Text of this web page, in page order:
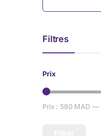
Filtres
Prix
Prix min
Prix max
Prix : 580 MAD —